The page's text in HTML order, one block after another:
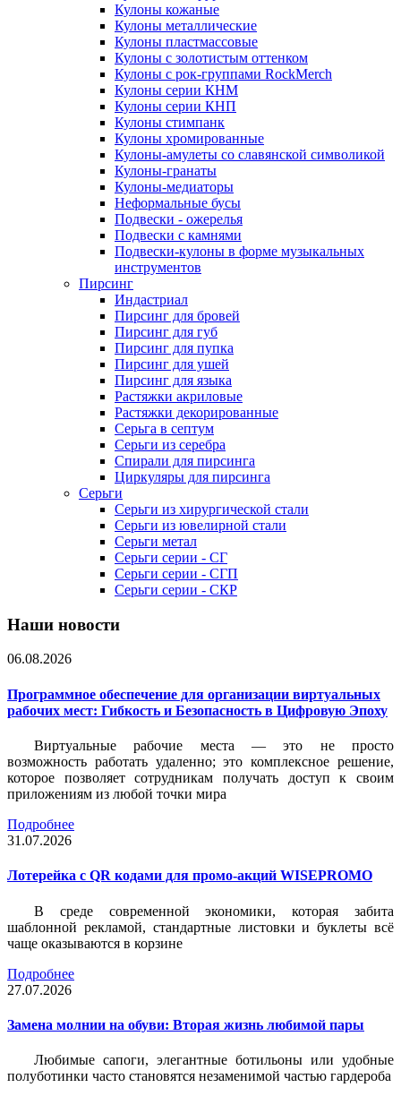
Кулоны кожаные
Кулоны металлические
Кулоны пластмассовые
Кулоны с золотистым оттенком
Кулоны с рок-группами RockMerch
Кулоны серии КНМ
Кулоны серии КНП
Кулоны стимпанк
Кулоны хромированные
Кулоны-амулеты со славянской символикой
Кулоны-гранаты
Кулоны-медиаторы
Неформальные бусы
Подвески - ожерелья
Подвески с камнями
Подвески-кулоны в форме музыкальных
инструментов
Пирсинг
Индастриал
Пирсинг для бровей
Пирсинг для губ
Пирсинг для пупка
Пирсинг для ушей
Пирсинг для языка
Растяжки акриловые
Растяжки декорированные
Серьга в септум
Серьги из серебра
Спирали для пирсинга
Циркуляры для пирсинга
Серьги
Серьги из хирургической стали
Серьги из ювелирной стали
Серьги метал
Серьги серии - СГ
Серьги серии - СГП
Серьги серии - СКР
Наши новости
06.08.2026
Программное обеспечение для организации виртуальных
рабочих мест: Гибкость и Безопасность в Цифровую Эпоху
Виртуальные рабочие места — это не просто
возможность работать удаленно; это комплексное решение,
которое позволяет сотрудникам получать доступ к своим
приложениям из любой точки мира
Подробнее
31.07.2026
Лотерейка c QR кодами для промо-акций WISEPROMO
В среде современной экономики, которая забита
шаблонной рекламой, стандартные листовки и буклеты всё
чаще оказываются в корзине
Подробнее
27.07.2026
Замена молнии на обуви: Вторая жизнь любимой пары
Любимые сапоги, элегантные ботильоны или удобные
полуботинки часто становятся незаменимой частью гардероба